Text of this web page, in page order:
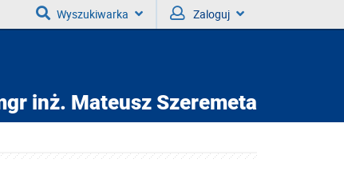
Wyszukiwarka Zaloguj
inż. Mateusz Szeremeta